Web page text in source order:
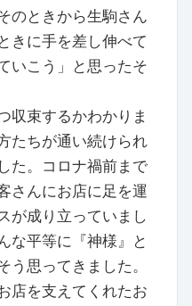
のときから生駒さん
きに手を差し伸べて
いこう」と思ったそ
収束するかわかりま
たちが通い続けられ
た。コロナ禍前まで
さんにお店に足を運
が成り立っていまし
な平等に『神様』と
う思ってきました。
店を支えてくれたお